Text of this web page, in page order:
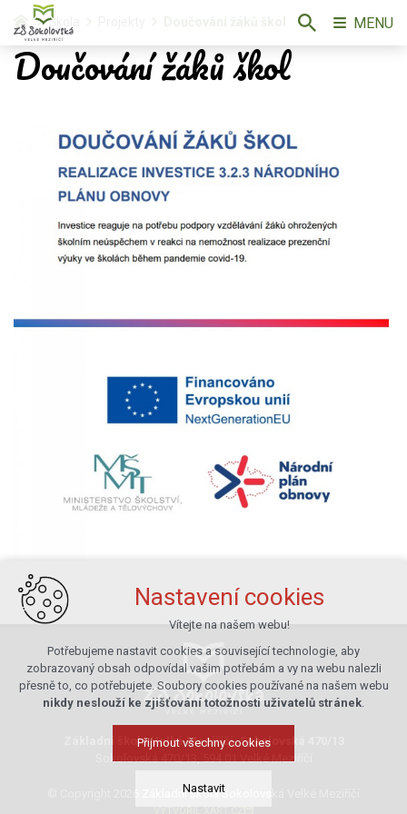
Škola
Doučování žáků škol
Základní škola Velké Meziříčí, Sokolovská 470/13
Sokolovská 470/13, 594 01 Velké Meziříčí
© Copyright 2026 Základní škola Sokolovská Velké Meziříčí
MENU
Nastavení cookies
Vítejte na našem webu!
Potřebujeme nastavit cookies a související technologie, aby
zobrazovaný obsah odpovídal vašim potřebám a vy na webu nalezli
přesně to, co potřebujete. Soubory cookies používané na našem webu
nikdy neslouží ke zjišťování totožnosti uživatelů stránek.
Přijmout všechny cookies
Nastavit